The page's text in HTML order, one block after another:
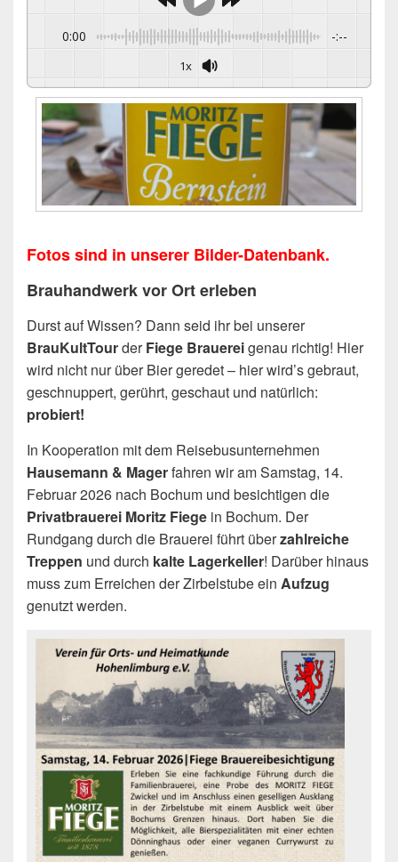
0:00 -:--
1x
Fotos sind in unserer Bilder-Datenbank.
Brauhandwerk vor Ort erleben
Durst auf Wissen? Dann seid ihr bei unserer
BrauKultTourderFiege Brauereigenau richtig! Hier
wird nicht nur über Bier geredet – hier wird’s gebraut,
geschnuppert, gerührt, geschaut und natürlich:
probiert!
In Kooperation mit dem Reisebusunternehmen
Hausemann & Magerfahren wir am Samstag, 14.
Februar 2026 nach Bochum und besichtigen die
Privatbrauerei Moritz Fiege in Bochum. Der
Rundgang durch die Brauerei führt überzahlreiche
Treppen und durch kalte Lagerkeller! Darüber hinaus
muss zum Erreichen der Zirbelstube ein Aufzug
genutzt werden.